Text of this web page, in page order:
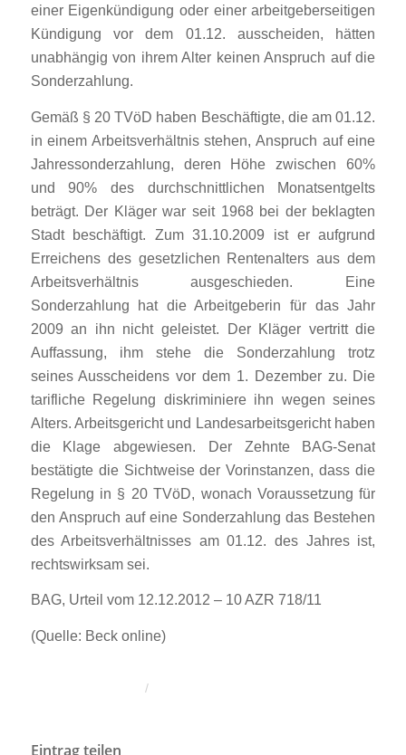
einer Eigenkündigung oder einer arbeitgeberseitigen
Kündigung vor dem 01.12. ausscheiden, hätten
unabhängig von ihrem Alter keinen Anspruch auf die
Sonderzahlung.
Gemäß § 20 TVöD haben Beschäftigte, die am 01.12.
in einem Arbeitsverhältnis stehen, Anspruch auf eine
Jahressonderzahlung, deren Höhe zwischen 60%
und 90% des durchschnittlichen Monatsentgelts
beträgt. Der Kläger war seit 1968 bei der beklagten
Stadt beschäftigt. Zum 31.10.2009 ist er aufgrund
Erreichens des gesetzlichen Rentenalters aus dem
Arbeitsverhältnis ausgeschieden. Eine
Sonderzahlung hat die Arbeitgeberin für das Jahr
2009 an ihn nicht geleistet. Der Kläger vertritt die
Auffassung, ihm stehe die Sonderzahlung trotz
seines Ausscheidens vor dem 1. Dezember zu. Die
tarifliche Regelung diskriminiere ihn wegen seines
Alters. Arbeitsgericht und Landesarbeitsgericht haben
die Klage abgewiesen. Der Zehnte BAG-Senat
bestätigte die Sichtweise der Vorinstanzen, dass die
Regelung in § 20 TVöD, wonach Voraussetzung für
den Anspruch auf eine Sonderzahlung das Bestehen
des Arbeitsverhältnisses am 01.12. des Jahres ist,
rechtswirksam sei.
BAG, Urteil vom 12.12.2012 – 10 AZR 718/11
(Quelle: Beck online)
/
Eintrag teilen